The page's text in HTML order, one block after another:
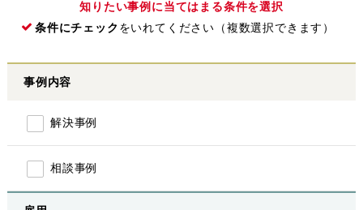
知りたい事例に当てはまる条件を選択
条件にチェック をいれてください（複数選択できます）
事例内容
解決事例
相談事例